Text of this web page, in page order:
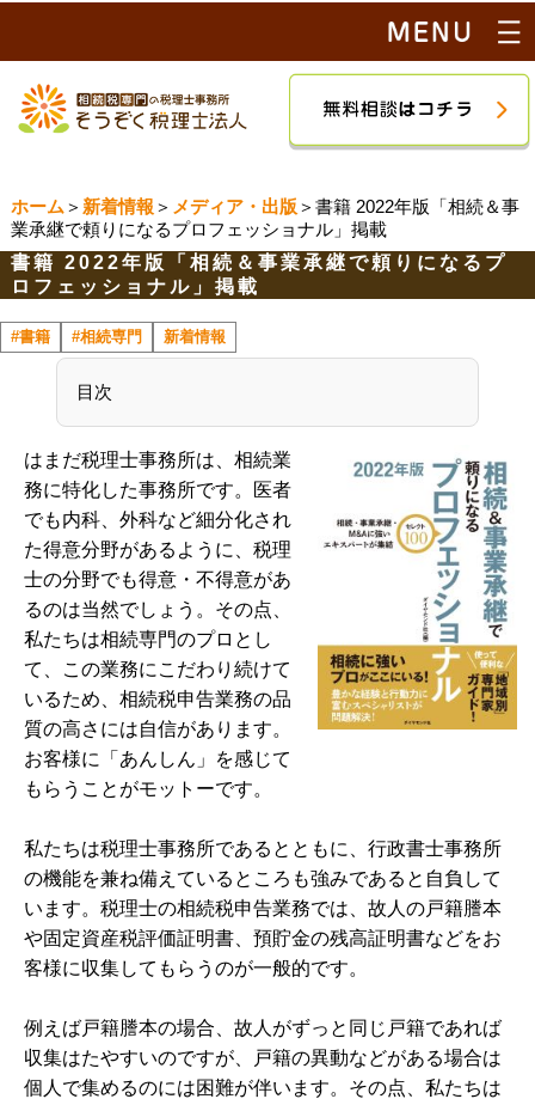
ホーム ＞ 新着情報 ＞ メディア・出版 ＞書籍 2022年版「相続＆事
業承継で頼りになるプロフェッショナル」掲載
書籍 2022年版「相続＆事業承継で頼りになるプ
ロフェッショナル」掲載
#書籍 #相続専門 新着情報
目次
はまだ税理士事務所は、相続業
務に特化した事務所です。医者
でも内科、外科など細分化され
た得意分野があるように、税理
士の分野でも得意・不得意があ
るのは当然でしょう。その点、
私たちは相続専門のプロとし
て、この業務にこだわり続けて
いるため、相続税申告業務の品
質の高さには自信があります。
お客様に「あんしん」を感じて
もらうことがモットーです。
私たちは税理士事務所であるとともに、行政書士事務所
の機能を兼ね備えているところも強みであると自負して
います。税理士の相続税申告業務では、故人の戸籍謄本
や固定資産税評価証明書、預貯金の残高証明書などをお
客様に収集してもらうのが一般的です。
例えば戸籍謄本の場合、故人がずっと同じ戸籍であれば
収集はたやすいのですが、戸籍の異動などがある場合は
個人で集めるのには困難が伴います。その点、私たちは